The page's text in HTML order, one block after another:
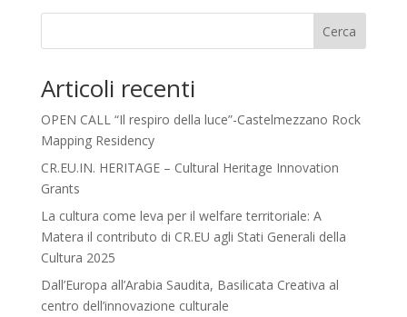
Cerca
Articoli recenti
OPEN CALL “Il respiro della luce”-Castelmezzano Rock
Mapping Residency
CR.EU.IN. HERITAGE – Cultural Heritage Innovation
Grants
La cultura come leva per il welfare territoriale: A
Matera il contributo di CR.EU agli Stati Generali della
Cultura 2025
Dall’Europa all’Arabia Saudita, Basilicata Creativa al
centro dell’innovazione culturale